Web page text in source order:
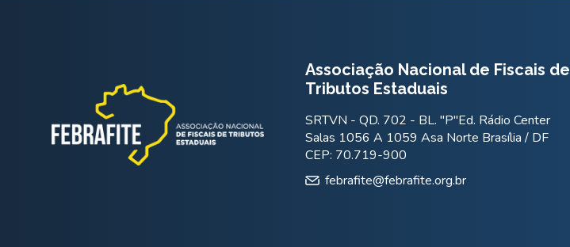
Associação Nacional de Fiscais de
Tributos Estaduais
SRTVN - QD. 702 - BL. "P"Ed. Rádio Center
Salas 1056 A 1059 Asa Norte Brasília / DF
CEP: 70.719-900
febrafite@febrafite.org.br